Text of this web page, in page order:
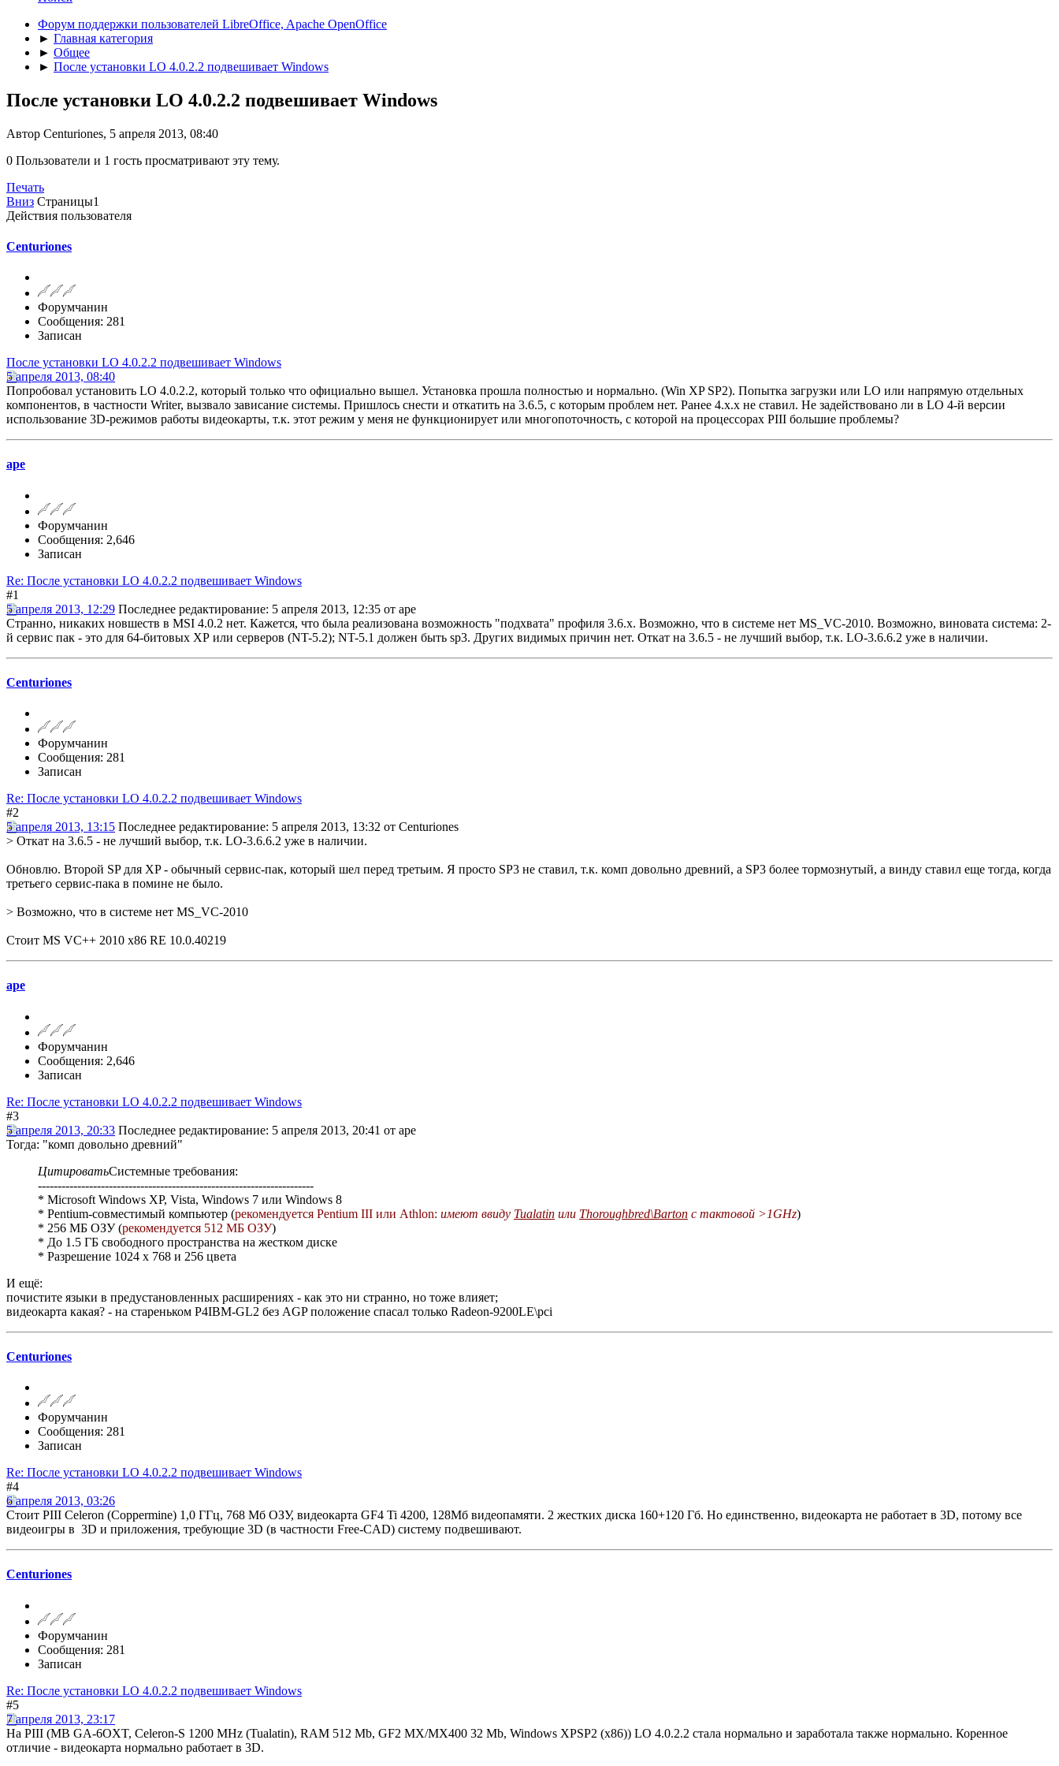
Форум поддержки пользователей LibreOffice, Apache OpenOffice
► Главная категория
► Общее
► После установки LO 4.0.2.2 подвешивает Windows
После установки LO 4.0.2.2 подвешивает Windows
Автор Centuriones, 5 апреля 2013, 08:40
0 Пользователи и 1 гость просматривают эту тему.
Печать
Вниз Страницы1
Действия пользователя
Centuriones
Форумчанин
Сообщения: 281
Записан
После установки LO 4.0.2.2 подвешивает Windows
5 апреля 2013, 08:40
Попробовал установить LO 4.0.2.2, который только что официально вышел. Установка прошла полностью и нормально. (Win XP SP2). Попытка загрузки или LO или напрямую отдельных
компонентов, в частности Writer, вызвало зависание системы. Пришлось снести и откатить на 3.6.5, с которым проблем нет. Ранее 4.х.х не ставил. Не задействовано ли в LO 4-й версии
использование 3D-режимов работы видеокарты, т.к. этот режим у меня не функционирует или многопоточность, с которой на процессорах PIII большие проблемы?
ape
Форумчанин
Сообщения: 2,646
Записан
Re: После установки LO 4.0.2.2 подвешивает Windows
#1
5 апреля 2013, 12:29 Последнее редактирование: 5 апреля 2013, 12:35 от ape
Странно, никаких новшеств в MSI 4.0.2 нет. Кажется, что была реализована возможность "подхвата" профиля 3.6.х. Возможно, что в системе нет MS_VC-2010. Возможно, виновата система: 2-
й сервис пак - это для 64-битовых ХР или серверов (NT-5.2); NT-5.1 должен быть sp3. Других видимых причин нет. Откат на 3.6.5 - не лучший выбор, т.к. LO-3.6.6.2 уже в наличии.
Centuriones
Форумчанин
Сообщения: 281
Записан
Re: После установки LO 4.0.2.2 подвешивает Windows
#2
5 апреля 2013, 13:15 Последнее редактирование: 5 апреля 2013, 13:32 от Centuriones
> Откат на 3.6.5 - не лучший выбор, т.к. LO-3.6.6.2 уже в наличии.
Обновлю. Второй SP для XP - обычный сервис-пак, который шел перед третьим. Я просто SP3 не ставил, т.к. комп довольно древний, а SP3 более тормознутый, а винду ставил еще тогда, когда
третьего сервис-пака в помине не было.
> Возможно, что в системе нет MS_VC-2010
Стоит MS VC++ 2010 x86 RE 10.0.40219
ape
Форумчанин
Сообщения: 2,646
Записан
Re: После установки LO 4.0.2.2 подвешивает Windows
#3
5 апреля 2013, 20:33 Последнее редактирование: 5 апреля 2013, 20:41 от ape
Тогда: "комп довольно древний"
ЦитироватьСистемные требования:
----------------------------------------------------------------------
* Microsoft Windows XP, Vista, Windows 7 или Windows 8
* Pentium-совместимый компьютер (рекомендуется Pentium III или Athlon: имеют ввиду Tualatin или Thoroughbred\Barton с тактовой >1GHz)
* 256 МБ ОЗУ (рекомендуется 512 МБ ОЗУ)
* До 1.5 ГБ свободного пространства на жестком диске
* Разрешение 1024 x 768 и 256 цвета
И ещё:
почистите языки в предустановленных расширениях - как это ни странно, но тоже влияет;
видеокарта какая? - на стареньком P4IBM-GL2 без AGP положение спасал только Radeon-9200LE\pci
Centuriones
Форумчанин
Сообщения: 281
Записан
Re: После установки LO 4.0.2.2 подвешивает Windows
#4
6 апреля 2013, 03:26
Стоит PIII Celeron (Coppermine) 1,0 ГГц, 768 Мб ОЗУ, видеокарта GF4 Ti 4200, 128Мб видеопамяти. 2 жестких диска 160+120 Гб. Но единственно, видеокарта не работает в 3D, потому все
видеоигры в 3D и приложения, требующие 3D (в частности Free-CAD) систему подвешивают.
Centuriones
Форумчанин
Сообщения: 281
Записан
Re: После установки LO 4.0.2.2 подвешивает Windows
#5
7 апреля 2013, 23:17
На PIII (MB GA-6OXT, Celeron-S 1200 MHz (Tualatin), RAM 512 Mb, GF2 MX/MX400 32 Mb, Windows XPSP2 (x86)) LO 4.0.2.2 стала нормально и заработала также нормально. Коренное
отличие - видеокарта нормально работает в 3D.